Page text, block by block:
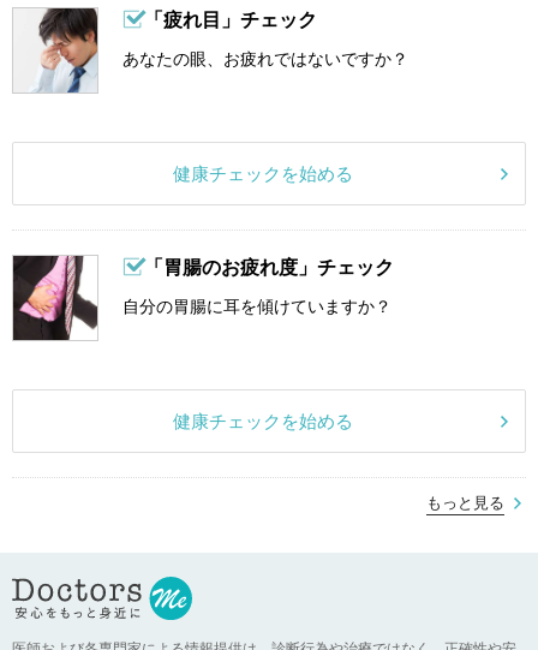
「疲れ目」チェック
あなたの眼、お疲れではないですか？
健康チェックを始める
「胃腸のお疲れ度」チェック
自分の胃腸に耳を傾けていますか？
健康チェックを始める
もっと見る